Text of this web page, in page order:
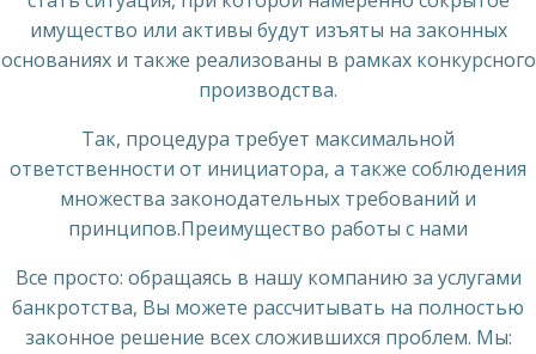
имущество или активы будут изъяты на законных
основаниях и также реализованы в рамках конкурсного
производства.
Так, процедура требует максимальной
ответственности от инициатора, а также соблюдения
множества законодательных требований и
принципов.Преимущество работы с нами
Все просто: обращаясь в нашу компанию за услугами
банкротства, Вы можете рассчитывать на полностью
законное решение всех сложившихся проблем. Мы: